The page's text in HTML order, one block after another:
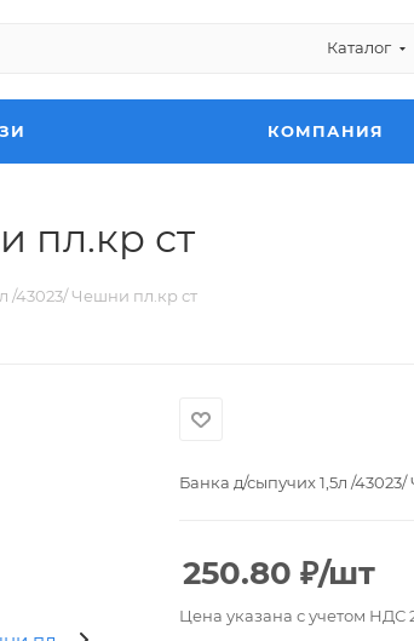
Каталог
КОМПАНИЯ
пл.кр ст
/43023/ Чешни пл.кр ст
Банка д/сыпучих 1,5л /
250.80 ₽/шт
Цена указана с учетом НДС